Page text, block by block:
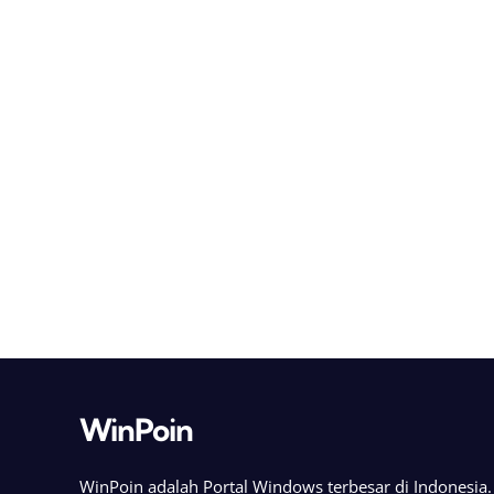
WinPoin
WinPoin adalah Portal Windows terbesar di